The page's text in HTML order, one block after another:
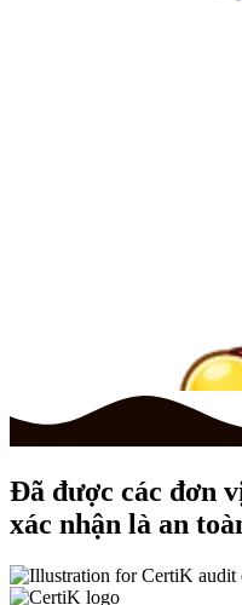
Đã được các đơn
xác nhận là an